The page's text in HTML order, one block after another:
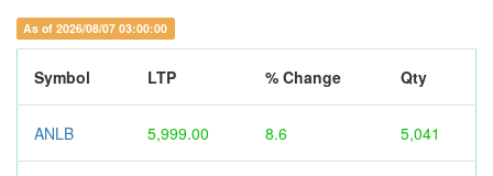
As of 2026/08/07 03:00:00
Symbol LTP % Change Qty
ANLB 5,999.00 8.6 5,041